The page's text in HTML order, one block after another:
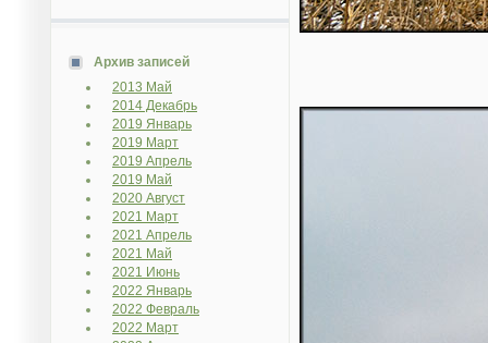
Архив записей
2013 Май
2014 Декабрь
2019 Январь
2019 Март
2019 Апрель
2019 Май
2020 Август
2021 Март
2021 Апрель
2021 Май
2021 Июнь
2022 Январь
2022 Февраль
2022 Март